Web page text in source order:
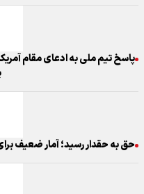
پاسخ تیم ملی به ادعای مقام
حق به حقدار رسید؛ آمار ضعیف